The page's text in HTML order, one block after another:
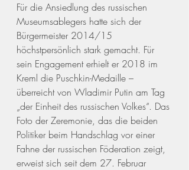
Für die Ansiedlung des russischen
Museumsablegers hatte sich der
Bürgermeister 2014/15
höchstpersönlich stark gemacht. Für
sein Engagement erhielt er 2018 im
Kreml die Puschkin-Medaille –
überreicht von Wladimir Putin am Tag
„der Einheit des russischen Volkes“. Das
Foto der Zeremonie, das die beiden
Politiker beim Handschlag vor einer
Fahne der russischen Föderation zeigt,
erweist sich seit dem 27. Februar